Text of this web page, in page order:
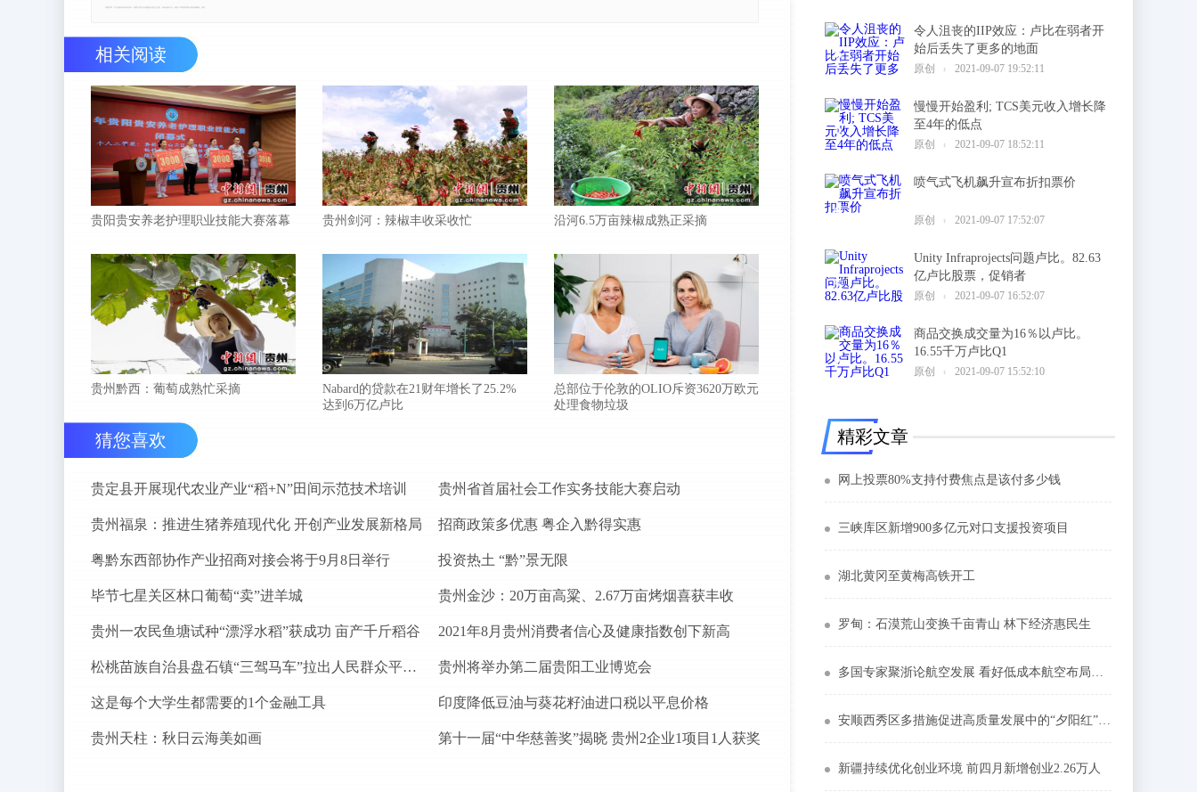
相关阅读
贵阳贵安养老护理职业技能大赛落幕 贵州剑河：辣椒丰收采收忙 沿河6.5万亩辣椒成熟正采摘
贵州黔西：葡萄成熟忙采摘
Nabard的贷款在21财年增长了25.2%
达到6万亿卢比
总部位于伦敦的OLIO斥资3620万欧元
处理食物垃圾
猜您喜欢
贵定县开展现代农业产业“稻+N”田间示范技术培训 贵州省首届社会工作实务技能大赛启动
贵州福泉：推进生猪养殖现代化 开创产业发展新格局 招商政策多优惠 粤企入黔得实惠
粤黔东西部协作产业招商对接会将于9月8日举行 投资热土 “黔”景无限
毕节七星关区林口葡萄“卖”进羊城 贵州金沙：20万亩高粱、2.67万亩烤烟喜获丰收
贵州一农民鱼塘试种“漂浮水稻”获成功 亩产千斤稻谷 2021年8月贵州消费者信心及健康指数创下新高
松桃苗族自治县盘石镇“三驾马车”拉出人民群众平安幸福生活 贵州将举办第二届贵阳工业博览会
这是每个大学生都需要的1个金融工具 印度降低豆油与葵花籽油进口税以平息价格
贵州天柱：秋日云海美如画 第十一届“中华慈善奖”揭晓 贵州2企业1项目1人获奖
令人沮丧的IIP效应：卢比在弱者开
始后丢失了更多的地面
原创 2021-09-07 19:52:11
2
慢慢开始盈利; TCS美元收入增长降
至4年的低点
原创 2021-09-07 18:52:11
3
喷气式飞机飙升宣布折扣票价
原创 2021-09-07 17:52:07
4
Unity Infraprojects问题卢比。82.63
亿卢比股票，促销者
原创 2021-09-07 16:52:07
5
商品交换成交量为16％以卢比。
16.55千万卢比Q1
原创 2021-09-07 15:52:10
6
精彩文章
网上投票80%支持付费焦点是该付多少钱
三峡库区新增900多亿元对口支援投资项目
湖北黄冈至黄梅高铁开工
罗甸：石漠荒山变换千亩青山 林下经济惠民生
多国专家聚浙论航空发展 看好低成本航空布局中国市场
安顺西秀区多措施促进高质量发展中的“夕阳红”力量
新疆持续优化创业环境 前四月新增创业2.26万人